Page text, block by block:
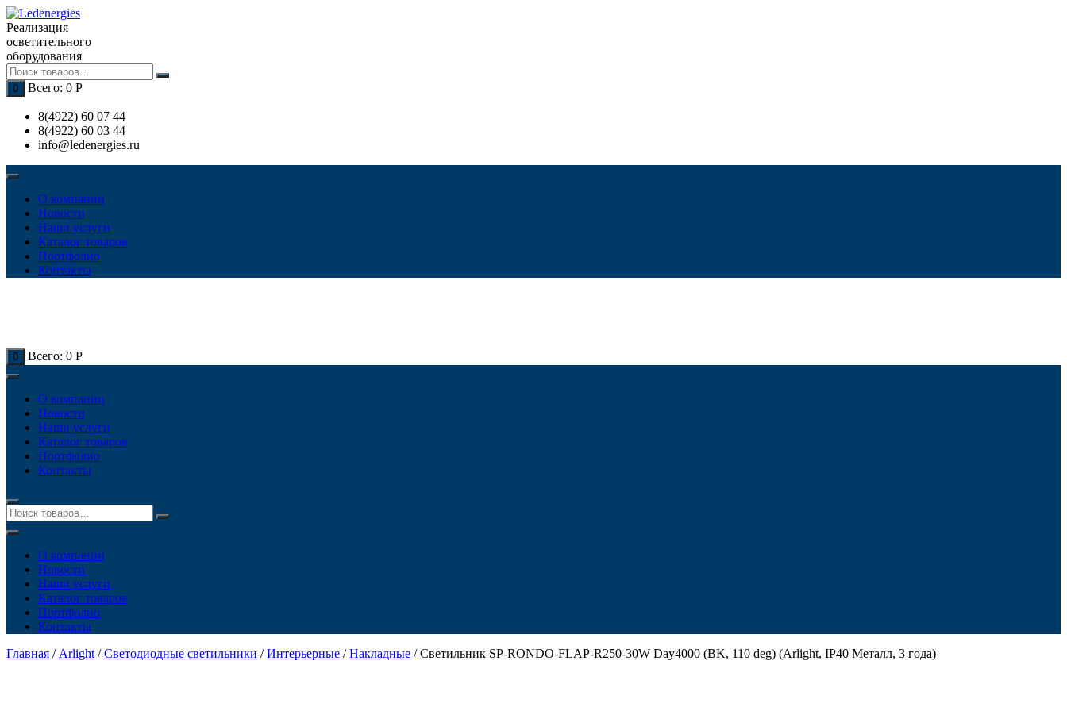
Перейти
к
содержимому
Реализация
осветительного
оборудования
0 Всего: 0 Р
8(4922) 60 07 44
8(4922) 60 03 44
info@ledenergies.ru
О компании
Новости
Наши услуги
Каталог товаров
Портфолио
Контакты
0 Всего: 0 Р
О компании
Новости
Наши услуги
Каталог товаров
Портфолио
Контакты
О компании
Новости
Наши услуги
Каталог товаров
Портфолио
Контакты
Главная / Arlight /Светодиодные светильники /Интерьерные /Накладные / Светильник SP-RONDO-FLAP-R250-30W Day4000 (BK, 110 deg) (Arlight, IP40 Металл, 3 года)